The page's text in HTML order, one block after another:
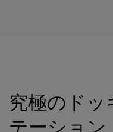
究極のドッ